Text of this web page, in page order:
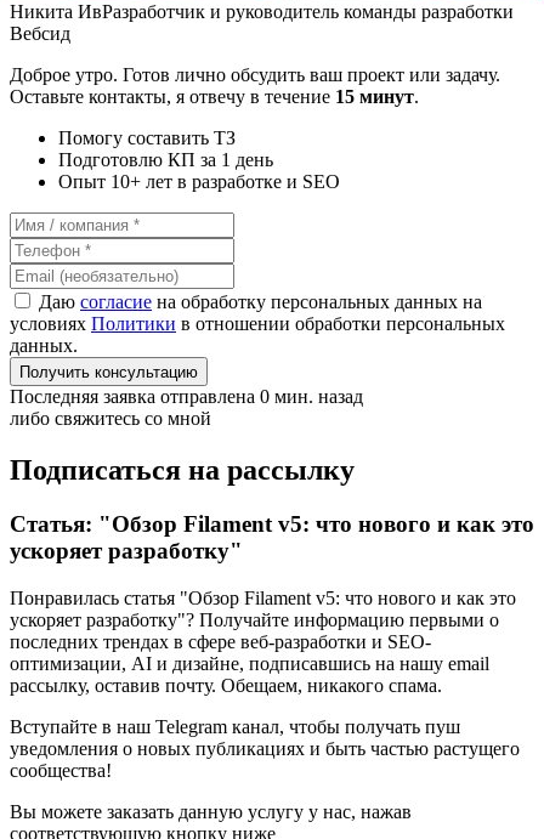
Никита ИвРазработчик и руководитель команды разработки
Вебсид
Доброе утро. Готов лично обсудить ваш проект или задачу.
Оставьте контакты, я отвечу в течение 15 минут.
Помогу составить ТЗ
Подготовлю КП за 1 день
Опыт 10+ лет в разработке и SEO
Даю согласие на обработку персональных данных на
условиях Политики в отношении обработки персональных
данных.
Получить консультацию
Последняя заявка отправлена 0 мин. назад
либо свяжитесь со мной
Подписаться на рассылку
Статья: "Обзор Filament v5: что нового и как это
ускоряет разработку"
Понравилась статья "Обзор Filament v5: что нового и как это
ускоряет разработку"? Получайте информацию первыми о
последних трендах в сфере веб-разработки и SEO-
оптимизации, AI и дизайне, подписавшись на нашу email
рассылку, оставив почту. Обещаем, никакого спама.
Вступайте в наш Telegram канал, чтобы получать пуш
уведомления о новых публикациях и быть частью растущего
сообщества!
Вы можете заказать данную услугу у нас, нажав
соответствующую кнопку ниже